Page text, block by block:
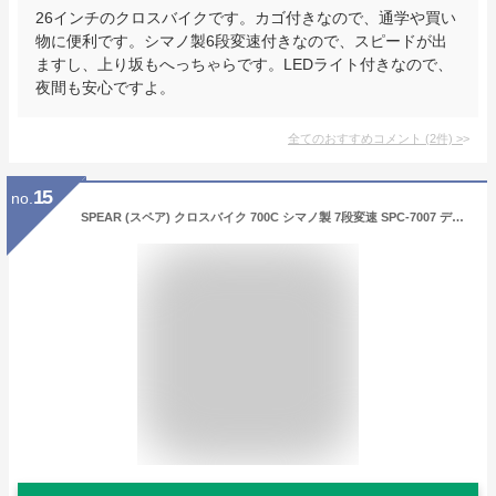
26インチのクロスバイクです。カゴ付きなので、通学や買い
物に便利です。シマノ製6段変速付きなので、スピードが出
ますし、上り坂もへっちゃらです。LEDライト付きなので、
夜間も安心ですよ。
全てのおすすめコメント (2件) >
no. 15
SPEAR (スペア) クロスバイク 700C シマノ製 7段変速 SPC-7007 ディレーラー Tourney（ターニー）男性 女性 適用身長 160cmI以上 (ブラック/ホワイト)